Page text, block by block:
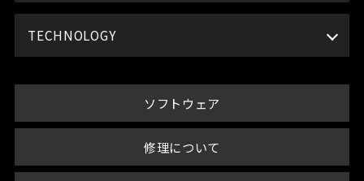
TECHNOLOGY
ソフトウェア
修理について